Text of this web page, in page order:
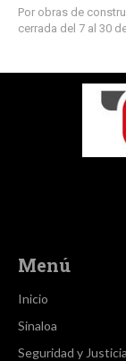
Por obras de
cerrada del 7 al 30
Menú
Inicio
Sinaloa
Seguridad y Justicia